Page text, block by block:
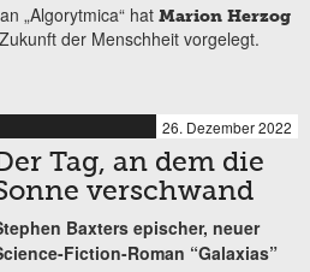
„Algorytmica“ hat Marion Herzog
der Menschheit vorgelegt.
26. Dezember 2022
Tag, an dem die
verschwand
Baxters epischer, neuer
Fiction-Roman “Galaxias”